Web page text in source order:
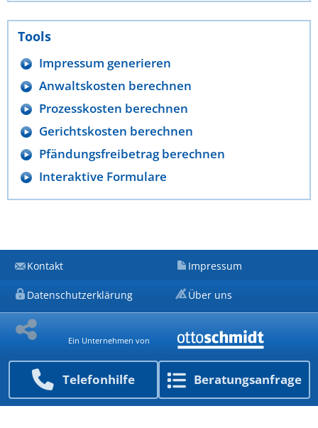
Telefon­hilfe Beratungs­anfrage
Tools
Impressum generieren
Anwaltskosten berechnen
Prozesskosten berechnen
Gerichtskosten berechnen
Pfändungsfreibetrag berechnen
Interaktive Formulare
Kontakt Impressum
Datenschutzerklärung Über uns
Ein Unternehmen von